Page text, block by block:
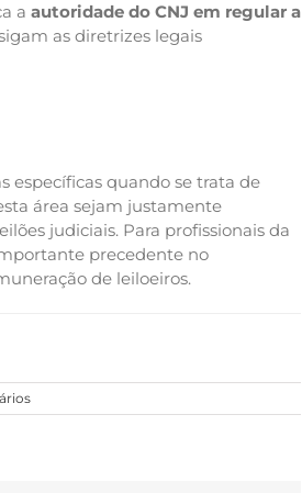
a autoridade do CNJ em regular a
as diretrizes legais
específicas quando se trata de
área sejam justamente
judiciais. Para profissionais da
precedente no
de leiloeiros.